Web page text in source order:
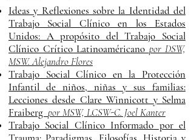
Ideas y Reflexiones sobre la Identidad del
Trabajo Social Clínico en los Estados
Unidos: A propósito del Trabajo Social
Clínico Crítico Latinoaméricano por DSW,
MSW. Alejandro Flores
Trabajo Social Clínico en la Protección
Infantil de niños, niñas y sus familias:
Lecciones desde Clare Winnicott y Selma
Fraiberg por MSW, LCSW-C. Joel Kanter
Trabajo Social Clínico Informado por el